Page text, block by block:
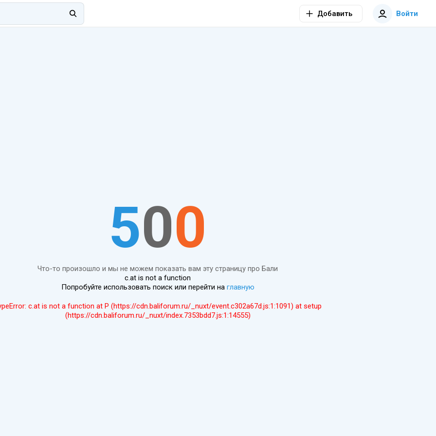
Добавить Войти
500
Что-то произошло и мы не можем показать вам эту страницу про Бали
c.at is not a function
Попробуйте использовать поиск или перейти на главную
c.at is not a function at P (https://cdn.baliforum.ru/_nuxt/event.c302a67d.js:1:1091) at setup
(https://cdn.baliforum.ru/_nuxt/index.7353bdd7.js:1:14555)